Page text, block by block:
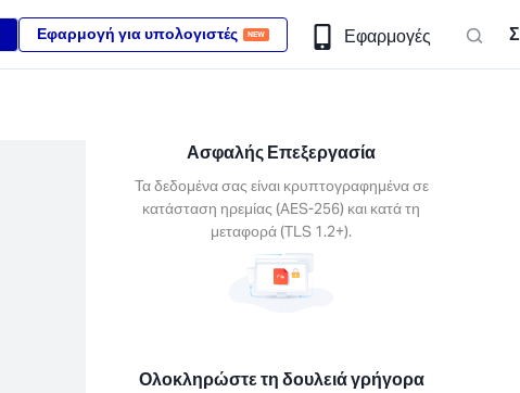
Εφαρμογή για υπολογιστές NEW Εφαρμογές
Ασφαλής Επεξεργασία
Τα δεδομένα σας είναι κρυπτογραφημένα σε
κατάσταση ηρεμίας (AES-256) και κατά τη
μεταφορά (TLS 1.2+).
Ολοκληρώστε τη δουλειά γρήγορα